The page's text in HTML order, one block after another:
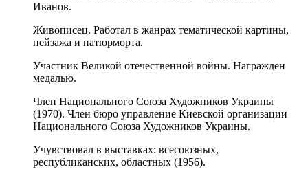
Иванов.
Живописец. Работал в жанрах тематической картины,
пейзажа и натюрморта.
Участник Великой отечественной войны. Награжден
медалью.
Член Национального Союза Художников Украины
(1970). Член бюро управление Киевской организации
Национального Союза Художников Украины.
Учувствовал в выставках: всесоюзных,
республиканских, областных (1956).